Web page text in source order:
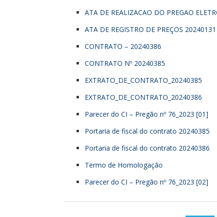
ATA DE REALIZACAO DO PREGAO
ATA DE REGISTRO DE PREÇOS 20240131
CONTRATO – 20240386
CONTRATO Nº 20240385
EXTRATO_DE_CONTRATO_20240385
EXTRATO_DE_CONTRATO_20240386
Parecer do CI – Pregão nº 76_2023 [01]
Portaria de fiscal do contrato 20240385
Portaria de fiscal do contrato 20240386
Termo de Homologação
Parecer do CI – Pregão nº 76_2023 [02]